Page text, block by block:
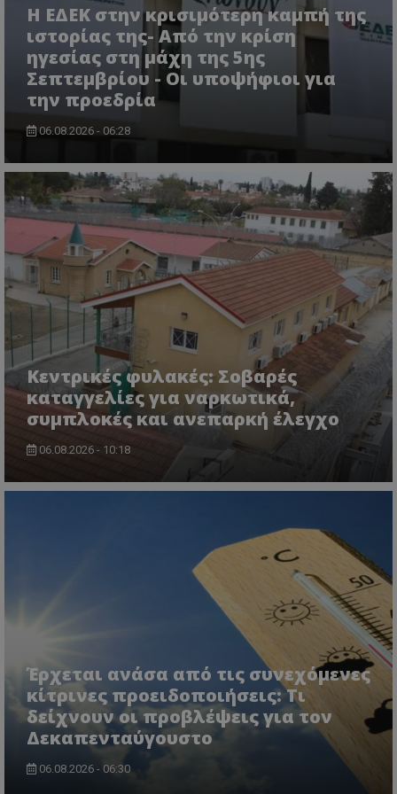
Η ΕΔΕΚ στην κρισιμότερη καμπή της
ιστορίας της- Από την κρίση
ηγεσίας στη μάχη της 5ης
Σεπτεμβρίου - Οι υποψήφιοι για
την προεδρία
06.08.2026 - 06:28
Κεντρικές φυλακές: Σοβαρές
καταγγελίες για ναρκωτικά,
συμπλοκές και ανεπαρκή έλεγχο
06.08.2026 - 10:18
Έρχεται ανάσα από τις συνεχόμενες
κίτρινες προειδοποιήσεις: Τι
δείχνουν οι προβλέψεις για τον
Δεκαπενταύγουστο
06.08.2026 - 06:30
Ονοματεπώνυμο
Προμηθευτής
Πεδίο
usprivacy
.lifenewscy.tothemaonline.com
ASP.NET_SessionId
Microsoft Corporation
VISITOR_PRIVACY_METADATA
.youtube.com